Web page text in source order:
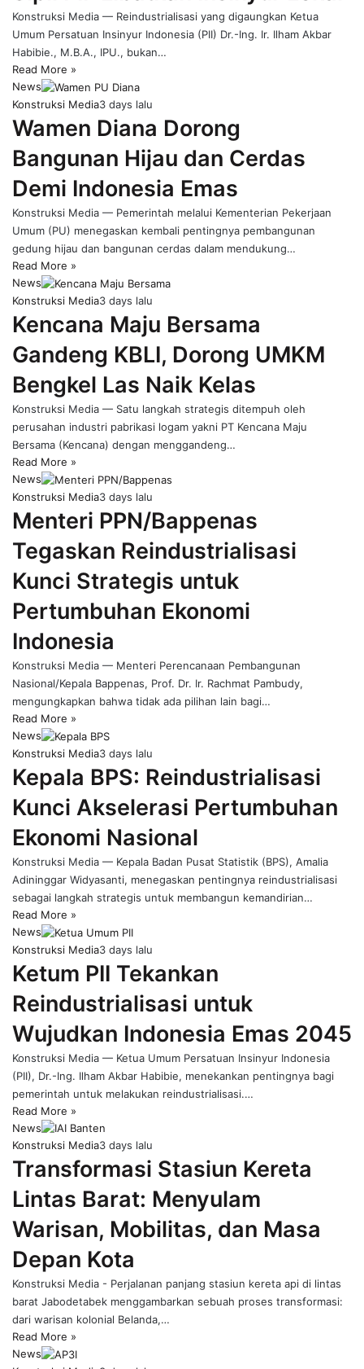
Konstruksi Media — Reindustrialisasi yang digaungkan Ketua
Umum Persatuan Insinyur Indonesia (PII) Dr.-Ing. Ir. Ilham Akbar
Habibie., M.B.A., IPU., bukan…
Read More »
News
Konstruksi Media3 days lalu
Wamen Diana Dorong
Bangunan Hijau dan Cerdas
Demi Indonesia Emas
Konstruksi Media — Pemerintah melalui Kementerian Pekerjaan
Umum (PU) menegaskan kembali pentingnya pembangunan
gedung hijau dan bangunan cerdas dalam mendukung…
Read More »
News
Konstruksi Media3 days lalu
Kencana Maju Bersama
Gandeng KBLI, Dorong UMKM
Bengkel Las Naik Kelas
Konstruksi Media — Satu langkah strategis ditempuh oleh
perusahan industri pabrikasi logam yakni PT Kencana Maju
Bersama (Kencana) dengan menggandeng…
Read More »
News
Konstruksi Media3 days lalu
Menteri PPN/Bappenas
Tegaskan Reindustrialisasi
Kunci Strategis untuk
Pertumbuhan Ekonomi
Indonesia
Konstruksi Media — Menteri Perencanaan Pembangunan
Nasional/Kepala Bappenas, Prof. Dr. Ir. Rachmat Pambudy,
mengungkapkan bahwa tidak ada pilihan lain bagi…
Read More »
News
Konstruksi Media3 days lalu
Kepala BPS: Reindustrialisasi
Kunci Akselerasi Pertumbuhan
Ekonomi Nasional
Konstruksi Media — Kepala Badan Pusat Statistik (BPS), Amalia
Adininggar Widyasanti, menegaskan pentingnya reindustrialisasi
sebagai langkah strategis untuk membangun kemandirian…
Read More »
News
Konstruksi Media3 days lalu
Ketum PII Tekankan
Reindustrialisasi untuk
Wujudkan Indonesia Emas 2045
Konstruksi Media — Ketua Umum Persatuan Insinyur Indonesia
(PII), Dr.-Ing. Ilham Akbar Habibie, menekankan pentingnya bagi
pemerintah untuk melakukan reindustrialisasi.…
Read More »
News
Konstruksi Media3 days lalu
Transformasi Stasiun Kereta
Lintas Barat: Menyulam
Warisan, Mobilitas, dan Masa
Depan Kota
Konstruksi Media - Perjalanan panjang stasiun kereta api di lintas
barat Jabodetabek menggambarkan sebuah proses transformasi:
dari warisan kolonial Belanda,…
Read More »
News